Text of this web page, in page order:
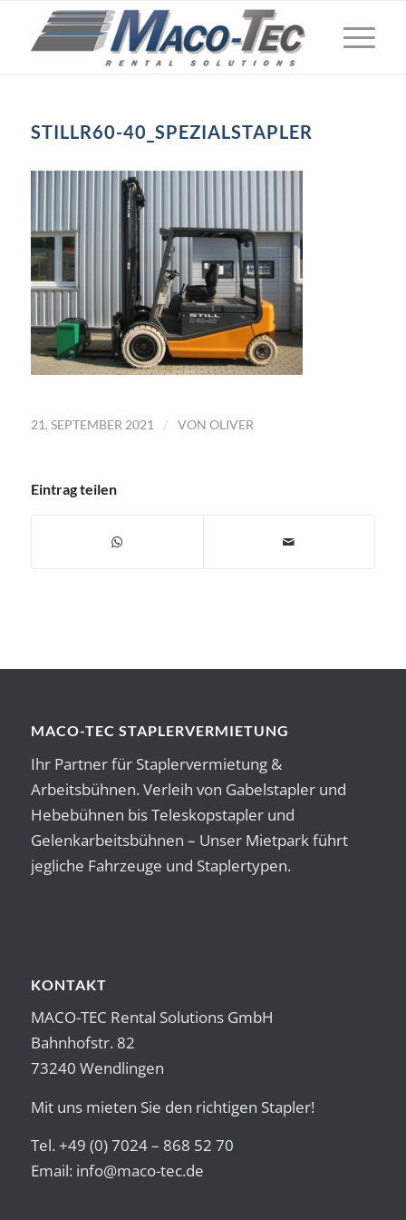
STILLR60-40_SPEZIALSTAPLER
21. SEPTEMBER 2021 / VON OLIVER
Eintrag teilen
MACO-TEC STAPLERVERMIETUNG
Ihr Partner für Staplervermietung &
Arbeitsbühnen. Verleih von Gabelstapler und
Hebebühnen bis Teleskopstapler und
Gelenkarbeitsbühnen – Unser Mietpark führt
jegliche Fahrzeuge und Staplertypen.
KONTAKT
MACO-TEC Rental Solutions GmbH
Bahnhofstr. 82
73240 Wendlingen
Mit uns mieten Sie den richtigen Stapler!
Tel. +49 (0) 7024 – 868 52 70
Email: info@maco-tec.de